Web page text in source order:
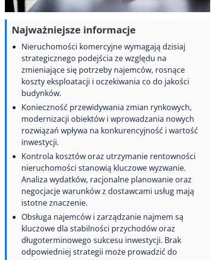
Najważniejsze informacje
Nieruchomości komercyjne wymagają dzisiaj
strategicznego podejścia ze względu na
zmieniające się potrzeby najemców, rosnące
koszty eksploatacji i oczekiwania co do jakości
budynków.
Konieczność przewidywania zmian rynkowych,
modernizacji obiektów i wprowadzania nowych
rozwiązań wpływa na konkurencyjność i wartość
inwestycji.
Kontrola kosztów oraz utrzymanie rentowności
nieruchomości stanowią kluczowe wyzwanie.
Analiza wydatków, racjonalne planowanie oraz
negocjacje warunków z dostawcami usług mają
istotne znaczenie.
Obsługa najemców i zarządzanie najmem są
kluczowe dla stabilności przychodów oraz
długoterminowego sukcesu inwestycji. Brak
odpowiedniej strategii może prowadzić do